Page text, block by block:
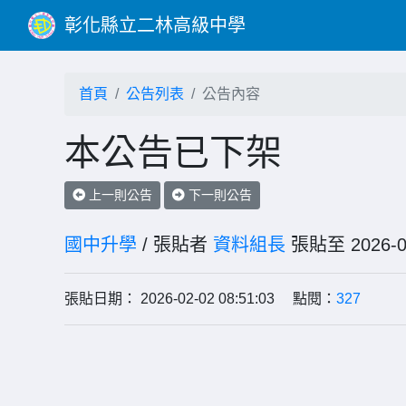
彰化縣立二林高級中學
首頁 公告列表 公告內容
本公告已下架
上一則公告 下一則公告
國中升學 / 張貼者 資料組長 張貼至
張貼日期： 2026-02-02 08:51:03 點閱： 327